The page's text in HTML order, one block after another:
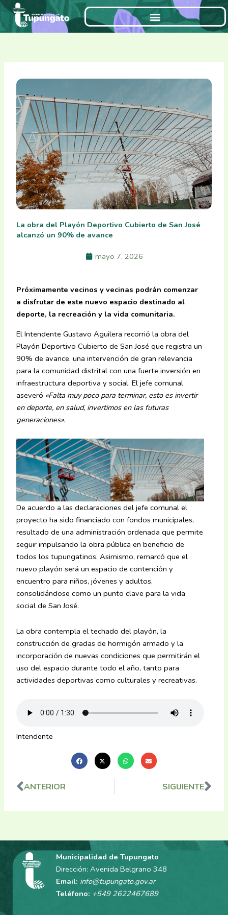
Ir
contenido
La obra del Playón Deportivo Cubierto de San José
alcanzó un 90% de avance
mayo 7, 2026
Próximamente vecinos y vecinas podrán comenzar
a disfrutar de este nuevo espacio destinado al
deporte, la recreación y la vida comunitaria.
El Intendente Gustavo Aguilera recorrió la obra del
Playón Deportivo Cubierto de San José que registra un
90% de avance, una intervención de gran relevancia
para la comunidad distrital con una fuerte inversión en
infraestructura deportiva y social. El jefe comunal
aseveró «Falta muy poco para terminar, esto es invertir
en deporte, en salud, invertimos en las futuras
generaciones».
De acuerdo a las declaraciones del jefe comunal el
proyecto ha sido financiado con fondos municipales,
resultado de una administración ordenada que permite
seguir impulsando la obra pública en beneficio de
todos los tupungatinos. Asimismo, remarcó que el
nuevo playón será un espacio de contención y
encuentro para niños, jóvenes y adultos,
consolidándose como un punto clave para la vida
social de San José.
La obra contempla el techado del playón, la
construcción de gradas de hormigón armado y la
incorporación de nuevas condiciones que permitirán el
uso del espacio durante todo el año, tanto para
actividades deportivas como culturales y recreativas.
Intendente
Ant
ANTERIOR SIGUIENTE
Municipalidad de Tupungato
Dirección: Avenida Belgrano 348
Email: info@tupungato.gov.ar
Teléfono: +549 2622467689